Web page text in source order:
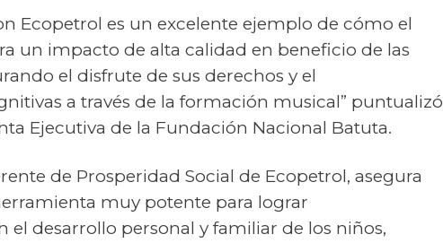
Ecopetrol es un excelente ejemplo de cómo el
un impacto de alta calidad en beneficio de las
el disfrute de sus derechos y el
a través de la formación musical” puntualizó
Ejecutiva de la Fundación Nacional Batuta.
de Prosperidad Social de Ecopetrol, asegura
muy potente para lograr
desarrollo personal y familiar de los niños,